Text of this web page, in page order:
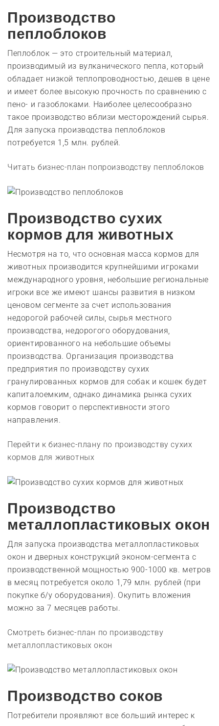
Производство
пеплоблоков
Пеплоблок — это строительный материал,
производимый из вулканического пепла, который
обладает низкой теплопроводностью, дешев в цене
и имеет более высокую прочность по сравнению с
пено- и газоблоками. Наиболее целесообразно
такое производство вблизи месторождений сырья.
Для запуска производства пеплоблоков
потребуется 1,5 млн. рублей.
Читать бизнес-план попроизводству пеплоблоков
Производство сухих
кормов для животных
Несмотря на то, что основная масса кормов для
животных производится крупнейшими игроками
международного уровня, небольшие региональные
игроки все же имеют шансы развития в низком
ценовом сегменте за счет использования
недорогой рабочей силы, сырья местного
производства, недорогого оборудования,
ориентированного на небольшие объемы
производства. Организация производства
предприятия по производству сухих
гранулированных кормов для собак и кошек будет
капиталоемким, однако динамика рынка сухих
кормов говорит о перспективности этого
направления.
Перейти к бизнес-плану по производству сухих
кормов для животных
Производство
металлопластиковых окон
Для запуска производства металлопластиковых
окон и дверных конструкций эконом-сегмента с
производственной мощностью 900-1000 кв. метров
в месяц потребуется около 1,79 млн. рублей (при
покупке б/у оборудования). Окупить вложения
можно за 7 месяцев работы.
Смотреть бизнес-план по производству
металлопластиковых окон
Производство соков
Потребители проявляют все больший интерес к